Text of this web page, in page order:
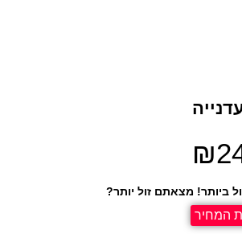
₪
ביותר! מצאתם זול יותר?
המחיר